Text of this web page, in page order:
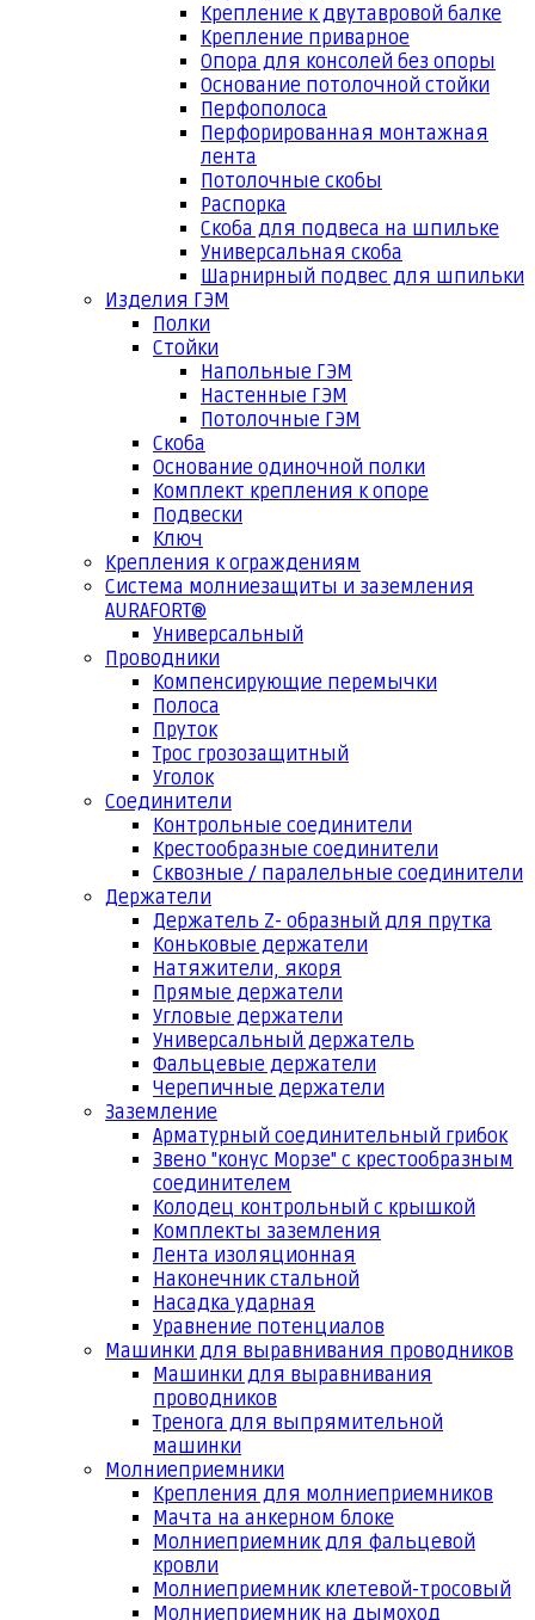
Крепление к двутавровой балке
Крепление приварное
Опора для консолей без опоры
Основание потолочной стойки
Перфополоса
Перфорированная монтажная
лента
Потолочные скобы
Распорка
Скоба для подвеса на шпильке
Универсальная скоба
Шарнирный подвес для шпильки
Изделия ГЭМ
Полки
Стойки
Напольные ГЭМ
Настенные ГЭМ
Потолочные ГЭМ
Скоба
Основание одиночной полки
Комплект крепления к опоре
Подвески
Ключ
Крепления к ограждениям
Система молниезащиты и заземления
AURAFORT®
Универсальный
Проводники
Компенсирующие перемычки
Полоса
Пруток
Трос грозозащитный
Уголок
Соединители
Контрольные соединители
Крестообразные соединители
Сквозные / паралельные соединители
Держатели
Держатель Z- образный для прутка
Коньковые держатели
Натяжители, якоря
Прямые держатели
Угловые держатели
Универсальный держатель
Фальцевые держатели
Черепичные держатели
Заземление
Арматурный соединительный грибок
Звено "конус Морзе" с крестообразным
соединителем
Колодец контрольный с крышкой
Комплекты заземления
Лента изоляционная
Наконечник стальной
Насадка ударная
Уравнение потенциалов
Машинки для выравнивания проводников
Машинки для выравнивания
проводников
Тренога для выпрямительной
машинки
Молниеприемники
Крепления для молниеприемников
Мачта на анкерном блоке
Молниеприемник для фальцевой
кровли
Молниеприемник клетевой-тросовый
Молниеприемник на дымоход